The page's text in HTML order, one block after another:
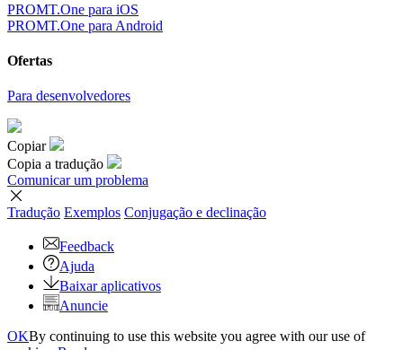
PROMT.One para iOS
PROMT.One para Android
Ofertas
Para desenvolvedores
Copiar
Copia a tradução
Comunicar um problema
Tradução Exemplos Conjugação e declinação
Feedback
Ajuda
Baixar aplicativos
Anuncie
OKBy continuing to use this website you agree with our use of